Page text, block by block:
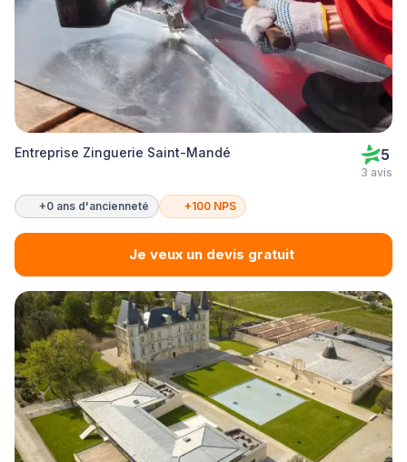
Entreprise Zinguerie Saint-Mandé 5
3 avis
+0 ans d'ancienneté +100 NPS
Je veux un devis gratuit